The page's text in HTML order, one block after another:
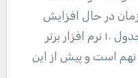
در حال افزایش
است اما تنها دو مورد از آنها به جدول ۱۰ نرم افزار برتر
نهم است و پیش از این